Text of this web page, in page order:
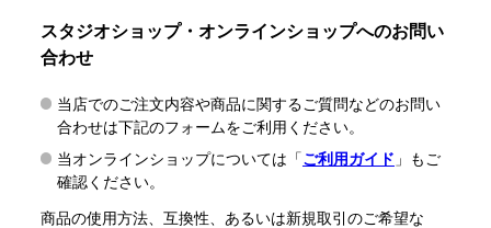
スタジオショップ・オンラインショップへのお問い
合わせ
当店でのご注文内容や商品に関するご質問などのお問い
合わせは下記のフォームをご利用ください。
当オンラインショップについては「ご利用ガイド 」もご
確認ください。
商品の使用方法、互換性、あるいは新規取引のご希望な